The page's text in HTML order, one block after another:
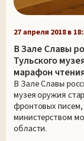
27 апреля 2018 в
В Зале Славы
Тульского
марафон
В Зале Славы
музея оружия
фронтовых
министерством
области.